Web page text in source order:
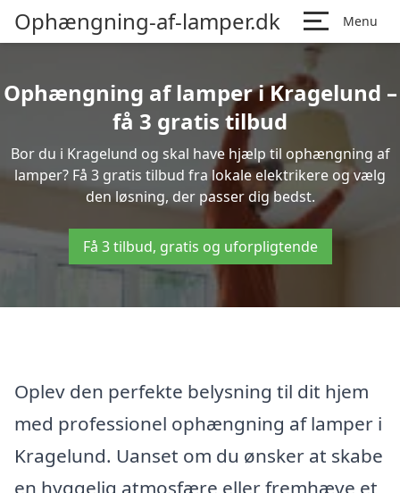
Ophængning-af-lamper.dk Menu
Ophængning af lamper i Kragelund –
få 3 gratis tilbud
Bor du i Kragelund og skal have hjælp til ophængning af
lamper? Få 3 gratis tilbud fra lokale elektrikere og vælg
den løsning, der passer dig bedst.
Få 3 tilbud, gratis og uforpligtende
Oplev den perfekte belysning til dit hjem
med professionel ophængning af lamper i
Kragelund. Uanset om du ønsker at skabe
en hyggelig atmosfære eller fremhæve et